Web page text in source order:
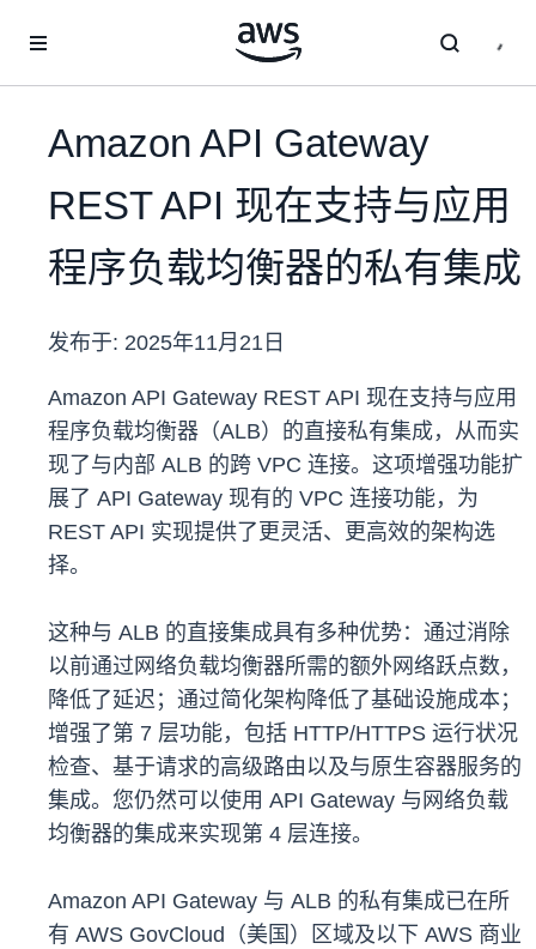
Amazon API Gateway
REST API 现在支持与应用
程序负载均衡器的私有集成
发布于: 2025年11月21日
Amazon API Gateway REST API 现在支持与应用
程序负载均衡器（ALB）的直接私有集成，从而实
现了与内部 ALB 的跨 VPC 连接。这项增强功能扩
展了 API Gateway 现有的 VPC 连接功能，为
REST API 实现提供了更灵活、更高效的架构选
择。
这种与 ALB 的直接集成具有多种优势：通过消除
以前通过网络负载均衡器所需的额外网络跃点数，
降低了延迟；通过简化架构降低了基础设施成本；
增强了第 7 层功能，包括 HTTP/HTTPS 运行状况
检查、基于请求的高级路由以及与原生容器服务的
集成。您仍然可以使用 API Gateway 与网络负载
均衡器的集成来实现第 4 层连接。
Amazon API Gateway 与 ALB 的私有集成已在所
有 AWS GovCloud（美国）区域及以下 AWS 商业